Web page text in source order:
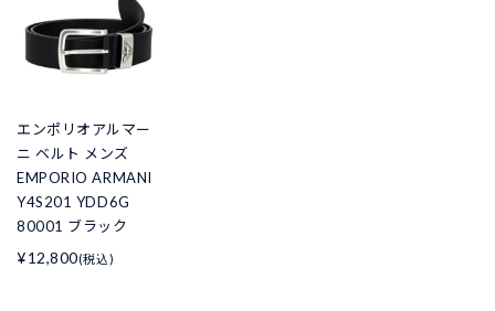
エンポリオアルマー
ニ ベルト メンズ
EMPORIO ARMANI
Y4S201 YDD6G
80001 ブラック
¥12,800(税込)